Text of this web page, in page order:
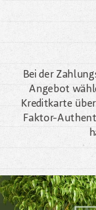
Bei der
Angebot
Kreditkarte
Faktor-